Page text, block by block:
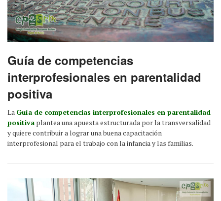
Guía de competencias
interprofesionales en parentalidad
positiva
La Guía de competencias interprofesionales en parentalidad
positiva plantea una apuesta estructurada por la transversalidad
y quiere contribuir a lograr una buena capacitación
interprofesional para el trabajo con la infancia y las familias.